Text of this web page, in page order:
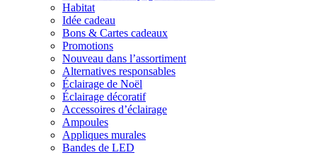
Habitat
Idée cadeau
Bons & Cartes cadeaux
Promotions
Nouveau dans l’assortiment
Alternatives responsables
Éclairage de Noël
Éclairage décoratif
Accessoires d’éclairage
Ampoules
Appliques murales
Bandes de LED